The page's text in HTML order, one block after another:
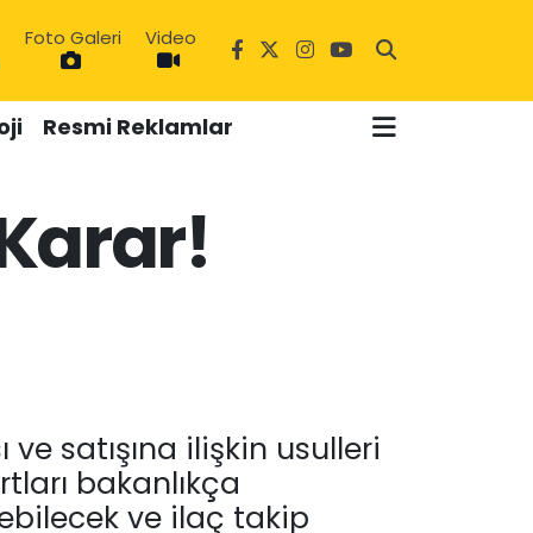
Foto Galeri Video
Resmi Reklamlar
ve satışına ilişkin usulleri
bakanlıkça
ve ilaç takip